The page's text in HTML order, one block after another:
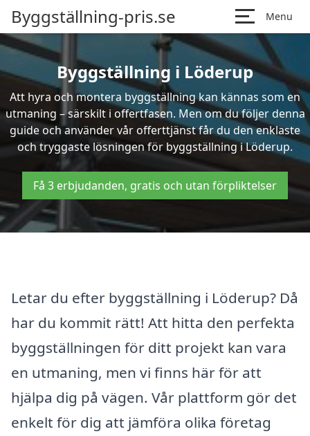
Byggställning-pris.se Menu
Byggställning i Löderup
Att hyra och montera byggställning kan kännas som en
utmaning – särskilt i offertfasen. Men om du följer denna
guide och använder vår offerttjänst får du den enklaste
och tryggaste lösningen för byggställning i Löderup.
Få 3 erbjudanden, gratis och utan förpliktelser
Letar du efter byggställning i Löderup? Då
har du kommit rätt! Att hitta den perfekta
byggställningen för ditt projekt kan vara
en utmaning, men vi finns här för att
hjälpa dig på vägen. Vår plattform gör det
enkelt för dig att jämföra olika företag